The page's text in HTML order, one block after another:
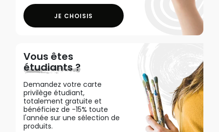
JE CHOISIS
Vous êtes
étudiants ?
Demandez votre carte
privilège étudiant,
totalement gratuite et
bénéficiez de -15% toute
l'année sur une sélection de
produits.